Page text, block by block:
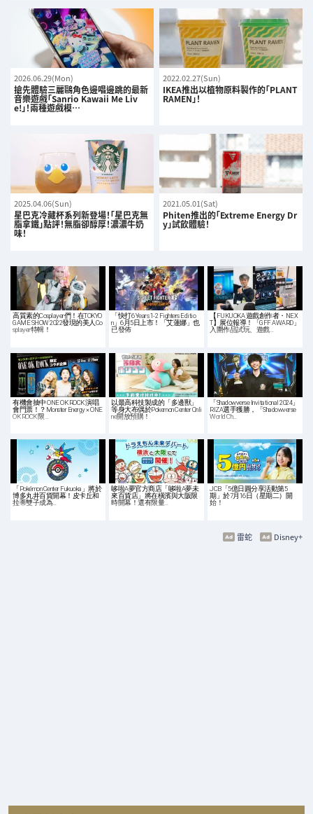
2026.06.29(Mon)
搶先體驗三麗鷗角色邊唱邊跳的最新
音樂遊戲「Sanrio Kawaii Me Liv
e!」！兩種遊戲模…
2022.02.27(Sun)
IKEA推出以植物原料製作的「PLANT
RAMEN」！
2025.04.06(Sun)
星巴克冷藏杯系列新登場！「星巴克無
脂拿鐵」點評！無脂卻醇厚！濃濃牛奶
味！
2021.05.01(Sat)
Phiten推出的「Extreme Energy Dr
y」試飲體驗！
高質素的Cosplayer們！在TOKYO
GAME SHOW 2022發現的美人Co
splayer特輯！
「快打6 Years 1-2 Fighters Editio
n」6月5日上市！「艾蓮娜」也
已發佈
【FUKUOKA 遊戲創作者・NEX
T】展位報導！「GFF AWARD」
入圍作品試玩、遊戲…
有機會抽中 ONE OK ROCK 演唱
會門票！？Monster Energy × ONE
OK ROCK 限…
以最高科技製成的「多邊獸」
等身大布偶於Pokemon Center Onli
ne開放預購！
「Shadowverse Invitational 2024」
RIZA選手獲勝，「Shadowverse
World Ch…
「Pokémon Center Fukuoka」將於
博多丸井百貨開幕！皮卡丘和
拉蒂雙子成為…
哆啦A夢官方商店「哆啦A夢未
來百貨店」將在橫濱與大阪限
時開幕！還有限量…
JCB「5億日圓分享活動第5
期」於7月16日（星期二）開
始！
Disney+
雷蛇